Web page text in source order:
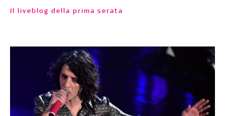
Il liveblog della prima serata